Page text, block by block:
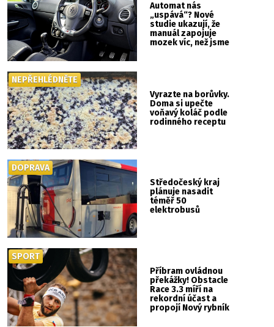
Automat nás
„uspává“? Nové
studie ukazují, že
manuál zapojuje
mozek víc, než jsme
Vyrazte na borůvky.
Doma si upečte
voňavý koláč podle
rodinného receptu
NEPŘEHLÉDNĚTE
Středočeský kraj
plánuje nasadit
téměř 50
elektrobusů
DOPRAVA
Příbram ovládnou
překážky! Obstacle
Race 3.3 míří na
rekordní účast a
propojí Nový rybník
SPORT